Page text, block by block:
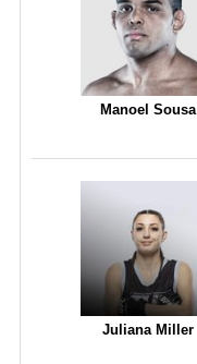
Manoel Sousa
Juliana Miller